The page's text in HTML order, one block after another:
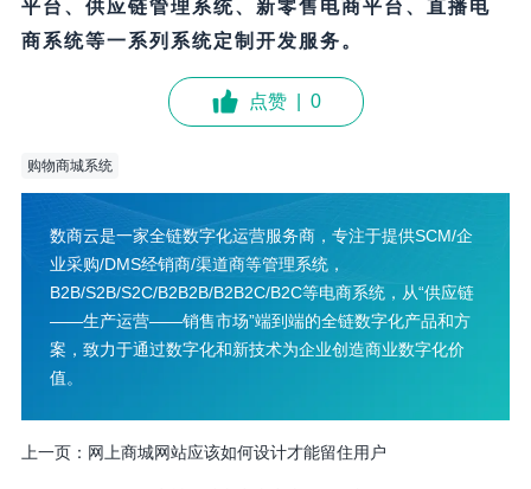
平台、供应链管理系统、新零售电商平台、直播电
商系统等一系列系统定制开发服务。
点赞 0
购物商城系统
数商云是一家全链数字化运营服务商，专注于提供SCM/企
业采购/DMS经销商/渠道商等管理系统，
B2B/S2B/S2C/B2B2B/B2B2C/B2C等电商系统，从“供应链
——生产运营——销售市场”端到端的全链数字化产品和方
案，致力于通过数字化和新技术为企业创造商业数字化价
值。
上一页： 网上商城网站应该如何设计才能留住用户